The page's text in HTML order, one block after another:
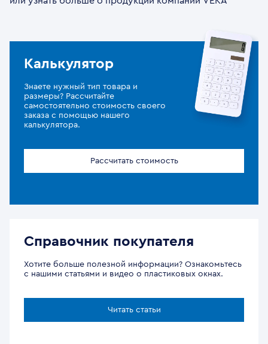
Калькулятор
Знаете нужный тип товара и
размеры? Рассчитайте
самостоятельно стоимость своего
заказа с помощью нашего
калькулятора.
Рассчитать стоимость
Справочник покупателя
Хотите больше полезной информации? Ознакомьтесь
с нашими статьями и видео о пластиковых окнах.
Читать статьи